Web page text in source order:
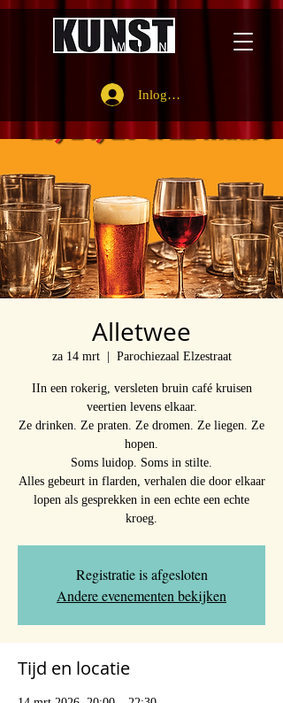
Inloggen
Alletwee
za 14 mrt
  |
Parochiezaal Elzestraat
IIn een rokerig, versleten bruin café kruisen
veertien levens elkaar.
Ze drinken. Ze praten. Ze dromen. Ze liegen. Ze
hopen.
Soms luidop. Soms in stilte.
Alles gebeurt in flarden, verhalen die door elkaar
lopen als gesprekken in een echte een echte
kroeg.
Registratie is afgesloten
Andere evenementen bekijken
Tijd en locatie